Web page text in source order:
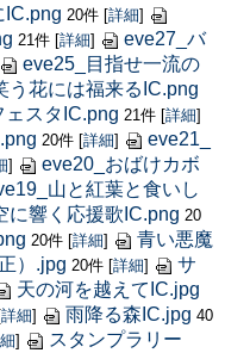
IC.png 20件 [詳細]
21件 [詳細]
eve27_バ
eve25_目指せ一流の
う花には福来るIC.png
スタIC.png 21件 [詳細]
20件 [詳細]
eve21_
]
eve20_おばけカボ
山と紅葉と食いし
に響く応援歌IC.png 20
20件 [詳細]
青い悪魔
）.jpg 20件 [詳細]
サ
天の河を越えてIC.jpg
[詳細] 雨降る森IC.jpg 40
]
スタンプラリー